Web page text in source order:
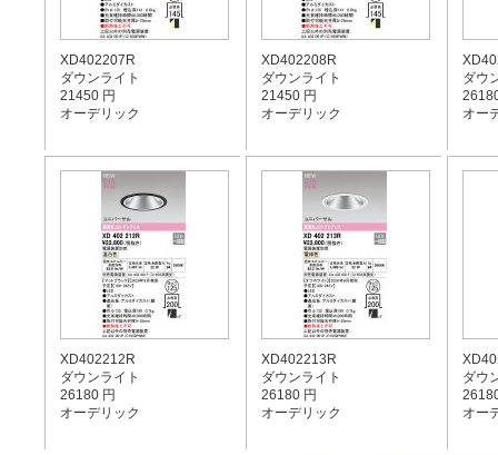
XD402207R
ダウンライト
21450 円
オーデリック
XD402208R
ダウンライト
21450 円
オーデリック
ダウ
オー
XD402212R
ダウンライト
26180 円
オーデリック
XD402213R
ダウンライト
26180 円
オーデリック
ダウ
オー